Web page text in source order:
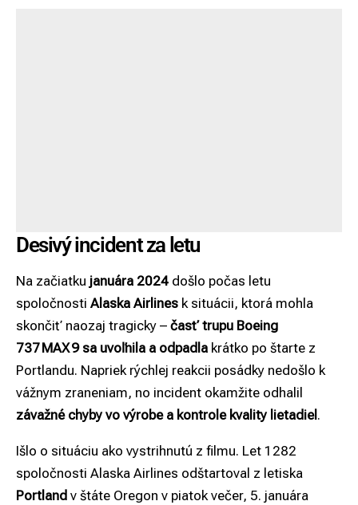
Desivý incident za letu
Na začiatku januára 2024 došlo počas letu
spoločnosti Alaska Airlines k situácii, ktorá mohla
skončiť naozaj tragicky – časť trupu Boeing
737 MAX 9 sa uvoľnila a odpadla krátko po štarte z
Portlandu. Napriek rýchlej reakcii posádky nedošlo k
vážnym zraneniam, no incident okamžite odhalil
závažné chyby vo výrobe a kontrole kvality lietadiel .
Išlo o situáciu ako vystrihnutú z filmu. Let 1282
spoločnosti Alaska Airlines odštartoval z letiska
Portland v štáte Oregon v piatok večer, 5. januára